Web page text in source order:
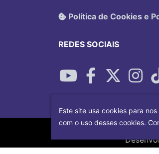
Política de Cookies e
REDES SOCIAIS
Este site usa cookies para
com o uso desses cookies.